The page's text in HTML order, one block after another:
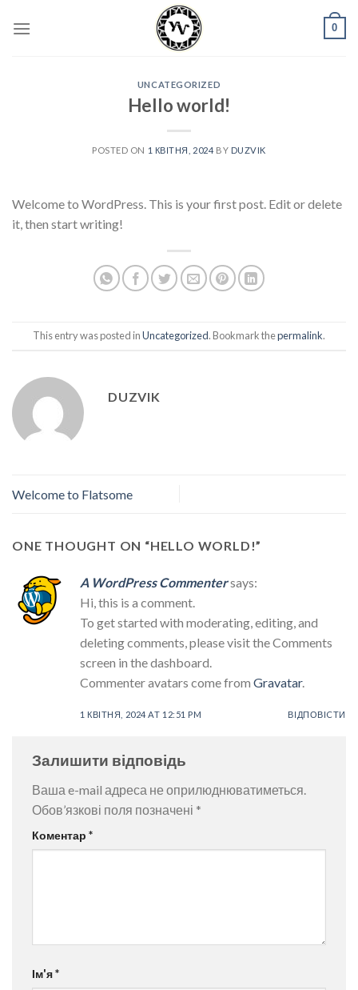
0
UNCATEGORIZED
Hello world!
POSTED ON 1 КВІТНЯ, 2024 BY DUZVIK
Welcome to WordPress. This is your first post. Edit or delete
it, then start writing!
This entry was posted inUncategorized. Bookmark thepermalink.
DUZVIK
Welcome to Flatsome
ONE THOUGHT ON “HELLO WORLD!”
A WordPress Commentersays:
Hi, this is a comment.
To get started with moderating, editing, and
deleting comments, please visit the Comments
screen in the dashboard.
Commenter avatars come from Gravatar.
1 КВІТНЯ, 2024 AT 12:51 PM ВІДПОВІCТИ
Залишити відповідь
Ваша e-mail адреса не оприлюднюватиметься.
Обов’язкові поля позначені *
Коментар *
Ім'я*